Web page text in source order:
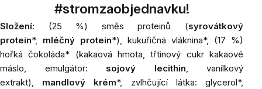
#stromzaobjednavku!
Složení: (25 %) směs proteinů (syrovátkový
protein*, mléčný protein*), kukuřičná vláknina*, (17 %)
hořká čokoláda* (kakaová hmota, třtinový cukr kakaové
máslo, emulgátor: sojový lecithin, vanilkový
extrakt), mandlový krém*, zvlhčující látka: glycerol*,